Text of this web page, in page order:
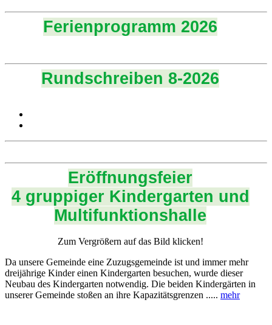
Ferienprogramm 2026
Rundschreiben 8-2026
Eröffnungsfeier
4 gruppiger Kindergarten und
Multifunktionshalle
Zum Vergrößern auf das Bild klicken!
Da unsere Gemeinde eine Zuzugsgemeinde ist und immer mehr
dreijährige Kinder einen Kindergarten besuchen, wurde dieser
Neubau des Kindergarten notwendig. Die beiden Kindergärten in
unserer Gemeinde stoßen an ihre Kapazitätsgrenzen ..... mehr